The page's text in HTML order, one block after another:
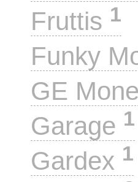
Fruttis 1
Funky
GE
Garage 1
Gardex 1